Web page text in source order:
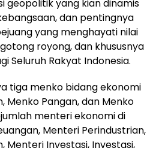
geopolitik yang kian dinamis
dan pentingnya
yang menghayati nilai
royong, dan khususnya
Seluruh Rakyat Indonesia.
tiga menko bidang ekonomi
Menko Pangan, dan Menko
menteri ekonomi di
Menteri Perindustrian,
Menteri Investasi, Investasi,